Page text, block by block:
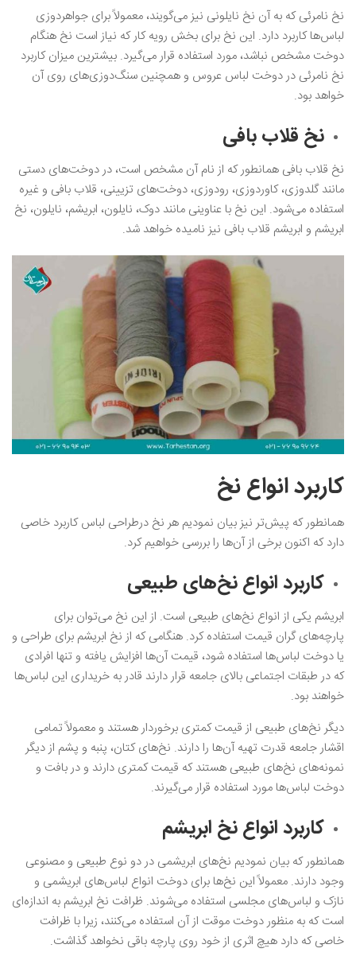
نخ نامرئی که به آن نخ نایلونی نیز می‌گویند، معمولاً برای جواهردوزی
لباس‌ها کاربرد دارد. این نخ برای بخش رویه کار که نیاز است نخ هنگام
دوخت مشخص نباشد، مورد استفاده قرار می‌گیرد. بیشترین میزان کاربرد
نخ نامرئی در دوخت لباس عروس و همچنین سنگ‌دوزی‌های روی آن
خواهد بود.
نخ قلاب بافی
نخ قلاب بافی همانطور که از نام آن مشخص است، در دوخت‌های دستی
مانند گلدوزی، کاوردوزی، رودوزی، دوخت‌های تزیینی، قلاب بافی و غیره
استفاده می‌شود. این نخ با عناوینی مانند دوک، نایلون، ابریشم، نایلون، نخ
ابریشم و ابریشم قلاب بافی نیز نامیده خواهد شد.
کاربرد انواع نخ
همانطور که پیش‌تر نیز بیان نمودیم هر نخ درطراحی لباس کاربرد خاصی
دارد که اکنون برخی از آن‌ها را بررسی خواهیم کرد.
کاربرد انواع نخ‌های طبیعی
ابریشم یکی از انواع نخ‌های طبیعی است. از این نخ می‌توان برای
پارچه‌های گران قیمت استفاده کرد. هنگامی که از نخ ابریشم برای طراحی و
یا دوخت لباس‌ها استفاده شود، قیمت آن‌ها افزایش یافته و تنها افرادی
که در طبقات اجتماعی بالای جامعه قرار دارند قادر به خریداری این لباس‌ها
خواهند بود.
دیگر نخ‌های طبیعی از قیمت کمتری برخوردار هستند و معمولاً تمامی
اقشار جامعه قدرت تهیه آن‌ها را دارند. نخ‌های کتان، پنبه و پشم از دیگر
نمونه‌های نخ‌های طبیعی هستند که قیمت کمتری دارند و در بافت و
دوخت لباس‌ها مورد استفاده قرار می‌گیرند.
کاربرد انواع نخ ابریشم
همانطور که بیان نمودیم نخ‌های ابریشمی در دو نوع طبیعی و مصنوعی
وجود دارند. معمولاً این نخ‌ها برای دوخت انواع لباس‌های ابریشمی و
نازک و لباس‌های مجلسی استفاده می‌شوند. ظرافت نخ ابریشم به اندازه‌ای
است که به منظور دوخت موقت از آن استفاده می‌کنند، زیرا با ظرافت
خاصی که دارد هیچ اثری از خود روی پارچه باقی نخواهد گذاشت.